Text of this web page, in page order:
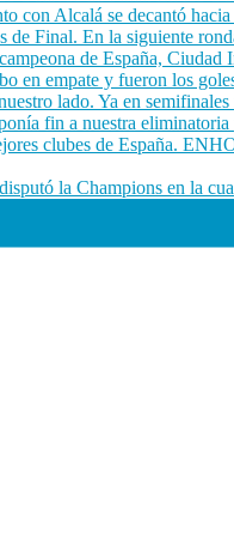
la Champions en la cua